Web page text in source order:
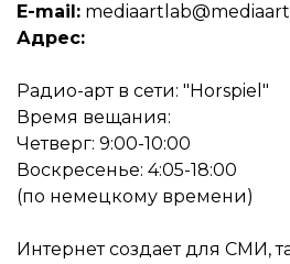
E-mail:
Адрес:
Радио-арт в сети: "Horspiel"
Время вещания:
Четверг: 9:00-10:00
Воскресенье: 4:05-18:00
(по немецкому времени)
Интернет создает для СМИ,